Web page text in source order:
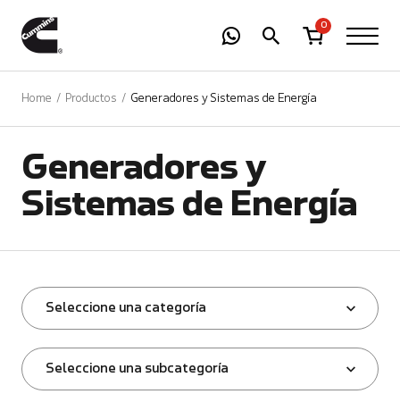
0
Home Productos Generadores y Sistemas de Energía
Generadores y
Sistemas de Energía
Seleccione una categoría
Seleccione una subcategoría